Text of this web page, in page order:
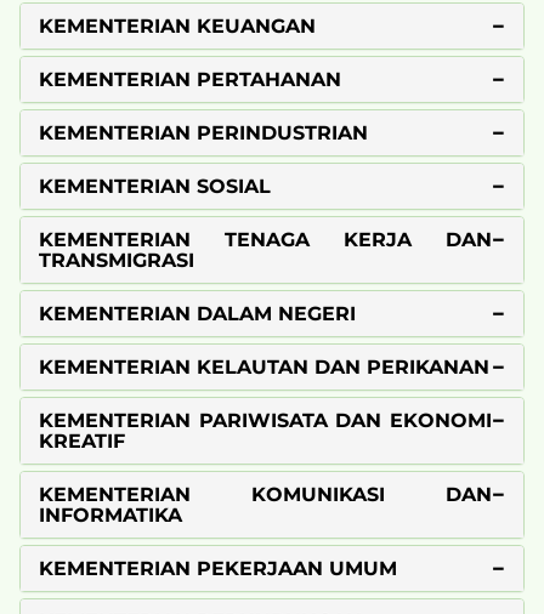
KEMENTERIAN KEUANGAN
KEMENTERIAN PERTAHANAN
KEMENTERIAN PERINDUSTRIAN
KEMENTERIAN SOSIAL
KEMENTERIAN TENAGA KERJA DAN
TRANSMIGRASI
KEMENTERIAN DALAM NEGERI
KEMENTERIAN KELAUTAN DAN PERIKANAN
KEMENTERIAN PARIWISATA DAN EKONOMI
KREATIF
KEMENTERIAN KOMUNIKASI DAN
INFORMATIKA
KEMENTERIAN PEKERJAAN UMUM